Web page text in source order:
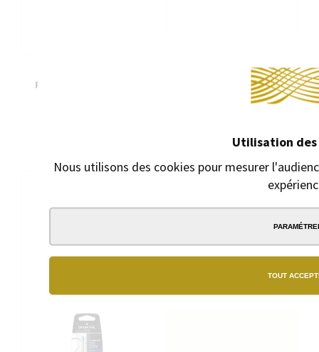
Utilisation des
Nous utilisons des cookies pour mesurer
TOUT
ROLLERBALL SHEAFFER
CARTOUCHES D'ENCRE S.T.
DUPONT
Cartouches d'encre